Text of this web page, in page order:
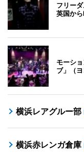
フリー
英国から
モーシ
ブ」（ヨ
横浜レアグルー部
横浜赤レンガ倉庫